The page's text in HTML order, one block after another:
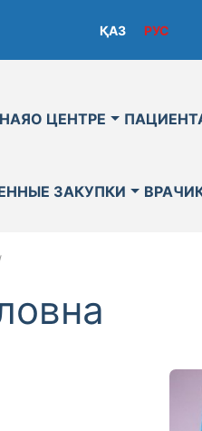
РУС
ҚАЗ
О ЦЕНТРЕ
ЗАКУПКИ ВРАЧИ